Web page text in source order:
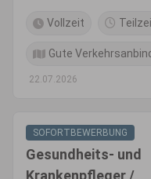
Vollzeit
Gute
22.07.2026
SOFORTBEWERBUNG
Gesundheits- und
Krankenpfleger /